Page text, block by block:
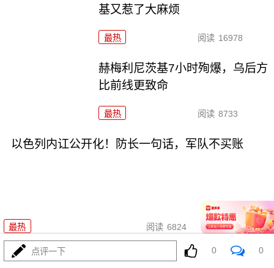
基又惹了大麻烦
最热 阅读 16978
赫梅利尼茨基7小时殉爆，乌后方
比前线更致命
最热 阅读 8733
以色列内讧公开化！防长一句话，军队不买账
最热 阅读 6824 08-05
核牌局的模糊艺术：普京核红
点评一下 0 0